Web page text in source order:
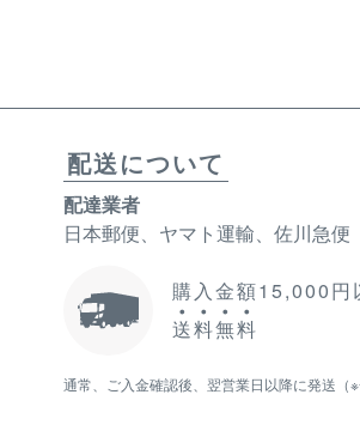
配送について
配達業者
日本郵便、ヤマト運輸、佐川急便
購入金額15,000円
送料無料
通常、ご入金確認後、翌営業日以降に発送（※